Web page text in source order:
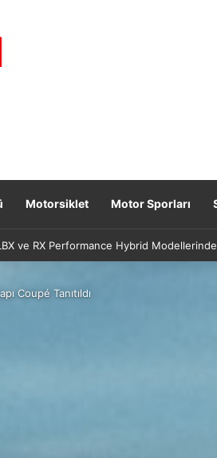
Motorsiklet Motor Sporları
ve RX Performance Hybrid Modellerinde
Coupé Tanıtıldı